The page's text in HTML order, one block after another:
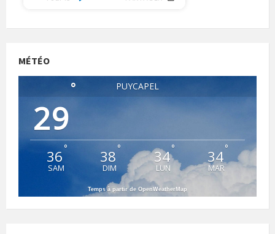
MÉTÉO
PUYCAPEL
29
°
36°
SAM
38 °
DIM
34°
LUN
34°
MAR
Temps à partir de OpenWeatherMap